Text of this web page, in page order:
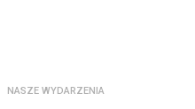
NASZE WYDARZENIA